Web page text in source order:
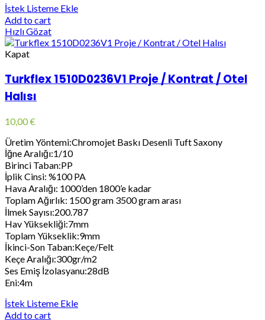
İstek Listeme Ekle
Add to cart
Hızlı Gözat
Kapat
Turkflex 1510D0236V1 Proje / Kontrat / Otel
Halısı
10,00€
Üretim Yöntemi:Chromojet Baskı Desenli Tuft Saxony
İğne Aralığı:1/10
Birinci Taban:PP
İplik Cinsi: %100 PA
Hava Aralığı: 1000’den 1800’e kadar
Toplam Ağırlık: 1500 gram 3500 gram arası
İlmek Sayısı:200.787
Hav Yüksekliği:7mm
Toplam Yükseklik:9mm
İkinci-Son Taban:Keçe/Felt
Keçe Aralığı:300gr/m2
Ses Emiş İzolasyanu:28dB
Eni:4m
İstek Listeme Ekle
Add to cart